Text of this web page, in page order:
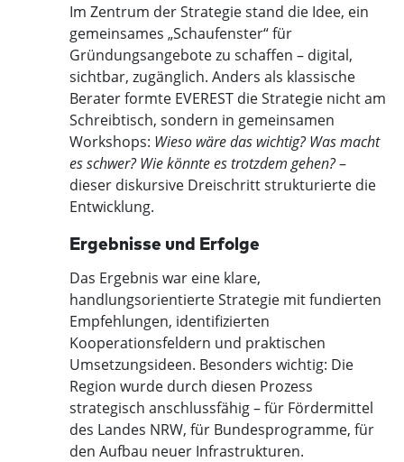
Im Zentrum der Strategie stand die Idee, ein
gemeinsames „Schaufenster“ für
Gründungsangebote zu schaffen – digital,
sichtbar, zugänglich. Anders als klassische
Berater formte EVEREST die Strategie nicht am
Schreibtisch, sondern in gemeinsamen
Workshops: Wieso wäre das wichtig? Was macht
es schwer? Wie könnte es trotzdem gehen?–
dieser diskursive Dreischritt strukturierte die
Entwicklung.
Ergebnisse und Erfolge
Das Ergebnis war eine klare,
handlungsorientierte Strategie mit fundierten
Empfehlungen, identifizierten
Kooperationsfeldern und praktischen
Umsetzungsideen. Besonders wichtig: Die
Region wurde durch diesen Prozess
strategisch anschlussfähig – für Fördermittel
des Landes NRW, für Bundesprogramme, für
den Aufbau neuer Infrastrukturen.